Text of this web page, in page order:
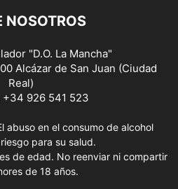
NOSOTROS
"D.O. La Mancha"
Alcázar de San Juan (Ciudad
Real)
+34 926 541 523
abuso en el consumo de alcohol
para su salud.
de edad. No reenviar ni compartir
de 18 años.